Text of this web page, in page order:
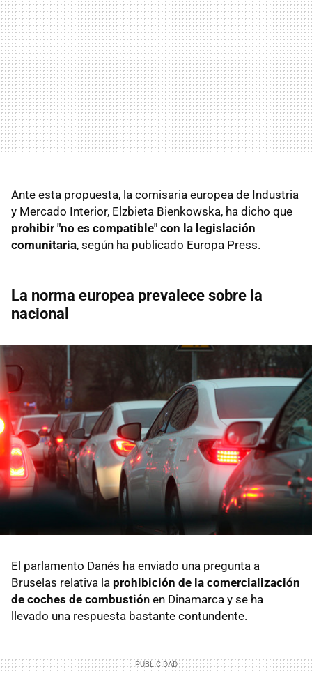
Ante esta propuesta, la comisaria europea de Industria
y Mercado Interior, Elzbieta Bienkowska, ha dicho que
prohibir "no es compatible" con la legislación
comunitaria, según ha publicado Europa Press.
La norma europea prevalece sobre la
nacional
El parlamento Danés ha enviado una pregunta a
Bruselas relativa la prohibición de la comercialización
de coches de combustión en Dinamarca y se ha
llevado una respuesta bastante contundente.